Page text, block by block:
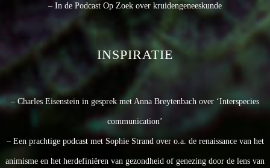
– In de Podcast Op Zoek over kruidengeneeskunde
INSPIRATIE
– Charles Eisenstein in gesprek met Anna Breytenbach over ‘Interspecies
communication’
– Een prachtige podcast met Sophie Strand over o.a. de renaissance van het
animisme en het herdefiniëren van gezondheid of genezing door de lens van